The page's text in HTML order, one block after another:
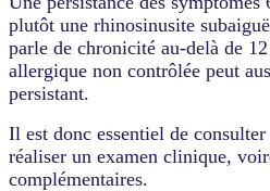
plutôt une rhinosinusite
parle de chronicité au-delà de
allergique non contrôlée peut
persistant.
Il est donc essentiel de
réaliser un examen clinique,
complémentaires.